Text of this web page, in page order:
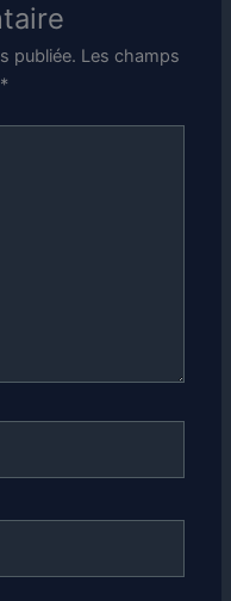
publiée. Les champs
*